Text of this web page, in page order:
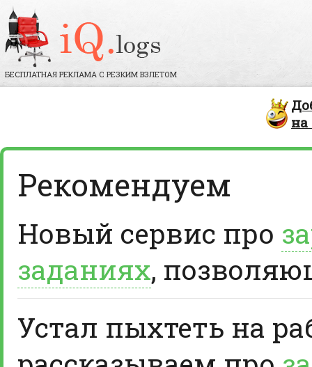
БЕСПЛАТНАЯ РЕКЛАМА С РЕЗКИМ ВЗЛЕТОМ
на
Рекомендуем
Новый сервис про
заданиях,
Устал пыхтеть на